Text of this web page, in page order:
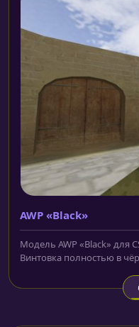
AWP «Black»
Модель AWP «Black» для
Винтовка полностью в